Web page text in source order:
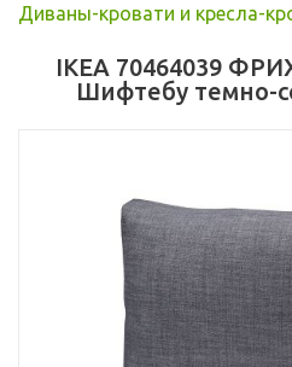
Диваны-кровати и кресла-
IKEA 70464039
Шифтебу темно-